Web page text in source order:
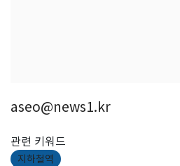
aseo@news1.kr
관련 키워드
지하철역